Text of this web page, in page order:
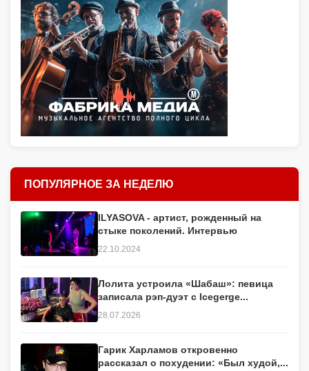
ПОПУЛЯРНОЕ ЗА НЕДЕЛЮ
ILYASOVA - артист, рожденный на
стыке поколений. Интервью
22.10.2024
Лолита устроила «Шабаш»: певица
записала рэп-дуэт с Icegerge...
28.07.2026
Гарик Харламов откровенно
рассказал о похудении: «Был худой,...